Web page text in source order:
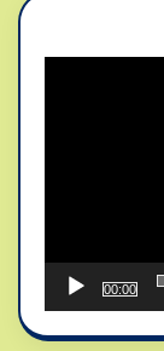
00:00